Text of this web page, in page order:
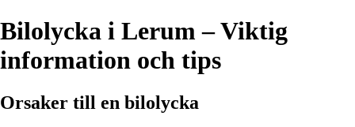
Bilolycka i Lerum – Viktig
information och tips
Orsaker till en bilolycka